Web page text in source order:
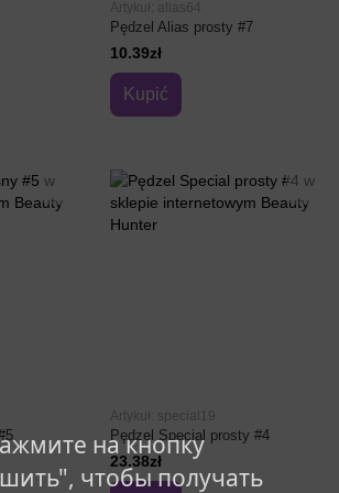
на кнопку
чтобы получать
Artykuł: alias64
Pędzel Alias prosty #7
10.39zł
Kupić
Artykuł: special19
Pędzel Special prosty #4
23.38zł